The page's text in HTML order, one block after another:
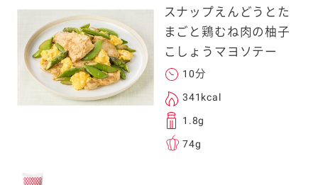
スナップえんどうとた
まごと鶏むね肉の柚子
こしょうマヨソテー
10分
341kcal
1.8g
74g